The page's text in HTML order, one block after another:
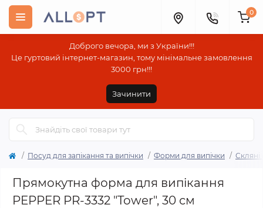
Доброго вечора, ми з України!!!
Це гуртовий інтернет-магазин, тому мінімальне замовлення
3000 грн!!!
Зачинити
0
Посуд для запікання та випічки Форми для випічки Скляні
Прямокутна форма для випікання
PEPPER PR-3332 "Tower", 30 см